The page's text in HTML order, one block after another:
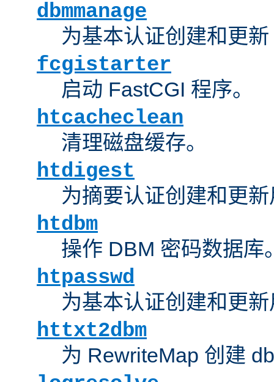
dbmmanage
为基本认证创建和更
fcgistarter
启动 FastCGI 程序。
htcacheclean
清理磁盘缓存。
htdigest
为摘要认证创建和更
htdbm
操作 DBM 密码数据库
htpasswd
为基本认证创建和更
httxt2dbm
为 RewriteMap 创建